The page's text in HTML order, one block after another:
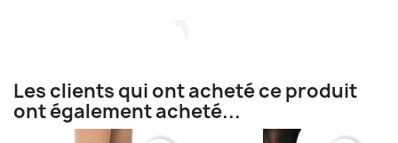
Les clients qui ont acheté ce produit
ont également acheté...